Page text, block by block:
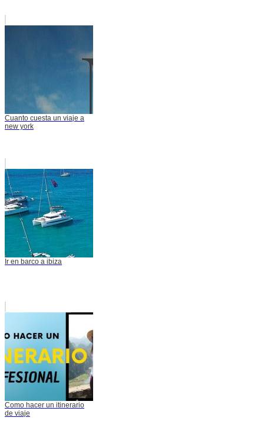
Cuanto cuesta un viaje a
new york
Ir en barco a ibiza
Como hacer un itinerario
de viaje